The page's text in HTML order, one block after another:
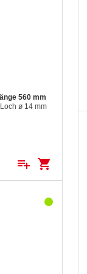
560 mm
ø 14 mm
Länge 560
playlist_add shopping_cart